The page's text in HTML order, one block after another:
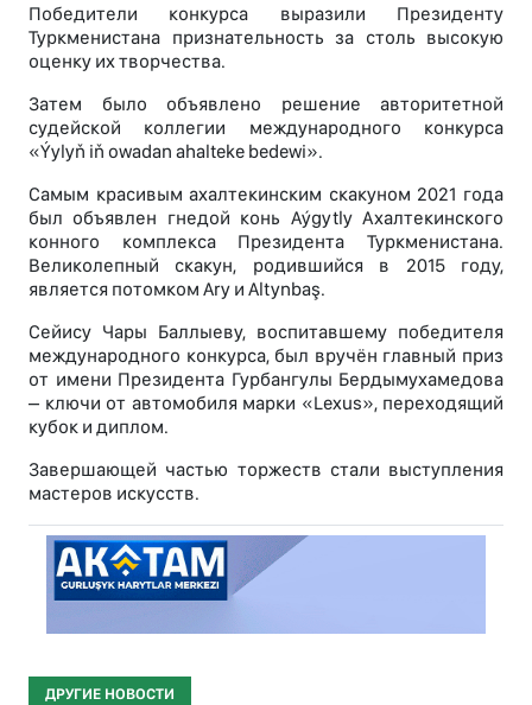
Победители конкурса выразили Президенту
Туркменистана признательность за столь высокую
оценку их творчества.
Затем было объявлено решение авторитетной
судейской коллегии международного конкурса
«Ýylyň iň owadan ahalteke bedewi».
Самым красивым ахалтекинским скакуном 2021 года
был объявлен гнедой конь Aýgytly Ахалтекинского
конного комплекса Президента Туркменистана.
Великолепный скакун, родившийся в 2015 году,
является потомком Ary и Altynbaş.
Сейису Чары Баллыеву, воспитавшему победителя
международного конкурса, был вручён главный приз
от имени Президента Гурбангулы Бердымухамедова
– ключи от автомобиля марки «Lexus», переходящий
кубок и диплом.
Завершающей частью торжеств стали выступления
мастеров искусств.
ДРУГИЕ НОВОСТИ